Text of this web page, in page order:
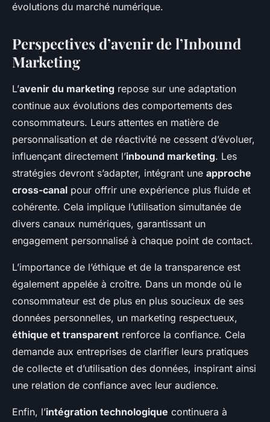
évolutions du marché numérique.
Perspectives d’avenir de l’Inbound
Marketing
L’avenir du marketing repose sur une adaptation
continue aux évolutions des comportements des
consommateurs. Leurs attentes en matière de
personnalisation et de réactivité ne cessent d’évoluer,
influençant directement l’inbound marketing. Les
stratégies devront s’adapter, intégrant une approche
cross-canal pour offrir une expérience plus fluide et
cohérente. Cela implique l’utilisation simultanée de
divers canaux numériques, garantissant un
engagement personnalisé à chaque point de contact.
L’importance de l’éthique et de la transparence est
également appelée à croître. Dans un monde où le
consommateur est de plus en plus soucieux de ses
données personnelles, un marketing respectueux,
éthique et transparent renforce la confiance. Cela
demande aux entreprises de clarifier leurs pratiques
de collecte et d’utilisation des données, inspirant ainsi
une relation de confiance avec leur audience.
Enfin, l’intégration technologique continuera à